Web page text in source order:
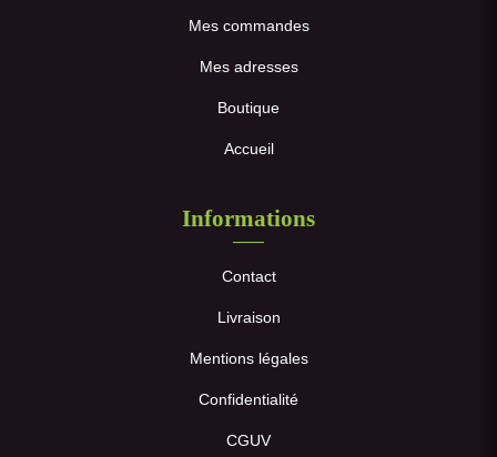
Mes commandes
Mes adresses
Boutique
Accueil
Informations
Contact
Livraison
Mentions légales
Confidentialité
CGUV